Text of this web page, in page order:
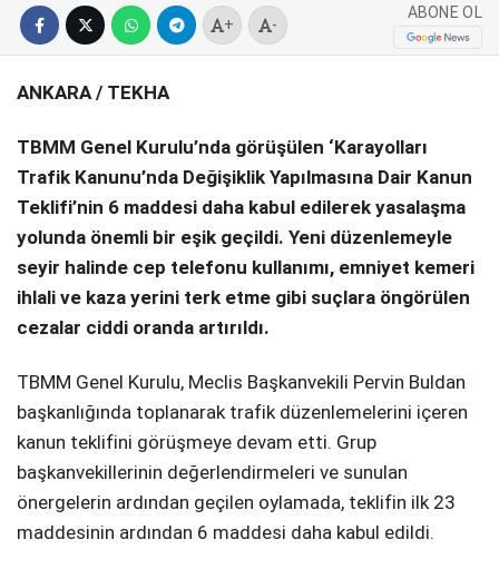
Instagram
Youtube
+ -
ABONE OL
ANKARA / TEKHA
TBMM Genel Kurulu’nda görüşülen ‘Karayolları
Trafik Kanunu’nda Değişiklik Yapılmasına Dair Kanun
Teklifi’nin 6 maddesi daha kabul edilerek yasalaşma
yolunda önemli bir eşik geçildi. Yeni düzenlemeyle
seyir halinde cep telefonu kullanımı, emniyet kemeri
ihlali ve kaza yerini terk etme gibi suçlara öngörülen
cezalar ciddi oranda artırıldı.
TBMM Genel Kurulu, Meclis Başkanvekili Pervin Buldan
başkanlığında toplanarak trafik düzenlemelerini içeren
kanun teklifini görüşmeye devam etti. Grup
başkanvekillerinin değerlendirmeleri ve sunulan
önergelerin ardından geçilen oylamada, teklifin ilk 23
maddesinin ardından 6 maddesi daha kabul edildi.